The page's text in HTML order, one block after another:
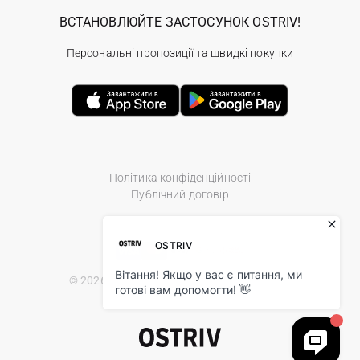
Політика конфіденційності
Публічний договір
© 2026 Ostriv.ua Store. All Rights Reserved.
ВСТАНОВЛЮЙТЕ ЗАСТОСУНОК OSTRIV!
Персональні пропозиції та швидкі покупки